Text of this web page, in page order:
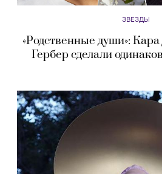
ЗВЕЗДЫ
«Родственные души»:
Гербер сделали